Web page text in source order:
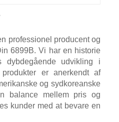
professionel producent og
6899B. Vi har en historie
udvikling i
er anerkendt af
og sydkoreanske
balance mellem pris og
kunder med at bevare en